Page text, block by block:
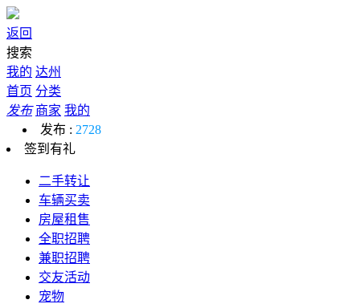
返回
搜索
我的 达州
首页 分类
发布 商家 我的
发布 : 2728
签到有礼
二手转让
车辆买卖
房屋租售
全职招聘
兼职招聘
交友活动
宠物